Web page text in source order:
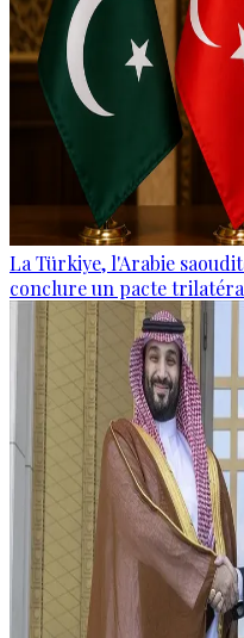
La Türkiye, l'Arabie
conclure un pacte